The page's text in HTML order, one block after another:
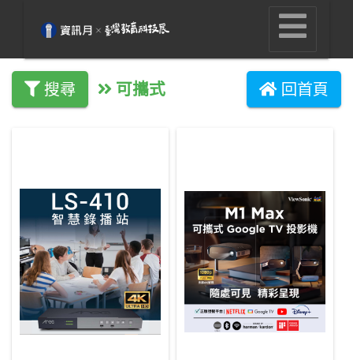
搜尋 可攜式 回首頁